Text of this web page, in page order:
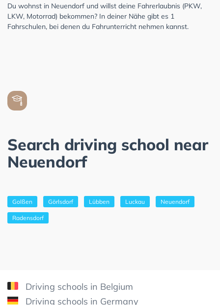
Du wohnst in Neuendorf und willst deine Fahrerlaubnis (PKW,
LKW, Motorrad) bekommen? In deiner Nähe gibt es 1
Fahrschulen, bei denen du Fahrunterricht nehmen kannst.
Search driving school near
Neuendorf
Golßen Görlsdorf Lübben Luckau Neuendorf
Radensdorf
Driving schools in Belgium
Driving schools in Germany